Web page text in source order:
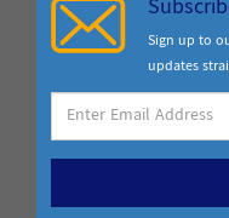
Sign up to
updates